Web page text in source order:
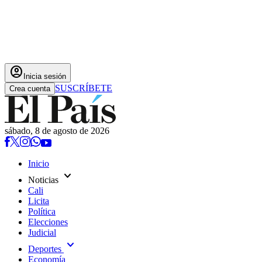
account_circle Inicia sesión
Crea cuenta SUSCRÍBETE
sábado, 8 de agosto de 2026
Inicio
Noticias expand_more
Cali
Licita
Política
Elecciones
Judicial
Deportes expand_more
Economía